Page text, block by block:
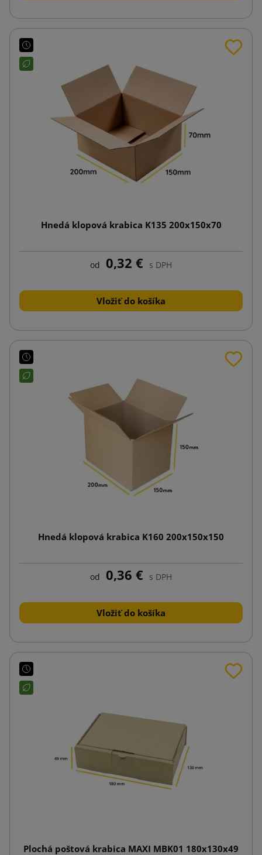
Hnedá klopová krabica K135 200x150x70
od 0,32 € s DPH
Vložiť do košíka
Hnedá klopová krabica K160 200x150x150
od 0,36 € s DPH
Vložiť do košíka
Plochá poštová krabica MAXI MBK01 180x130x49